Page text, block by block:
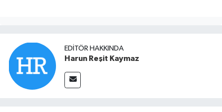
EDITÖR HAKKINDA
Harun Reşit Kaymaz